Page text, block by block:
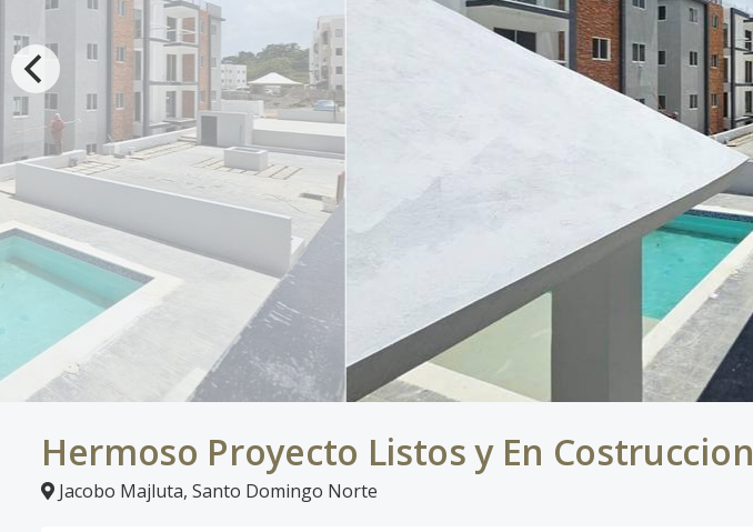
Hermoso Proyecto Listos y En Costruccion
Jacobo Majluta, Santo Domingo Norte